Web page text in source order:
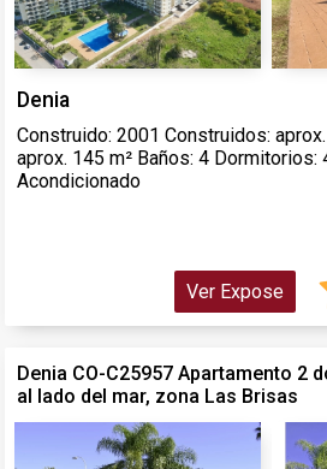
Denia
Construido: 2001 Construidos:
aprox. 145 m² Baños: 4 Dormitorios:
Acondicionado
Ver Expose
Denia CO-C25957 Apartamento 2
al lado del mar, zona Las Brisas